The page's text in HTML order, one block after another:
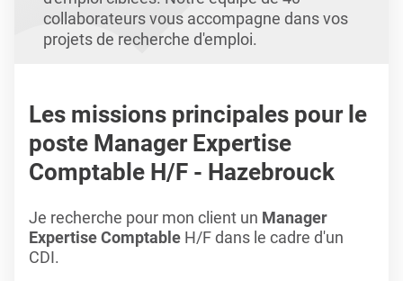
collaborateurs vous accompagne dans vos
projets de recherche d'emploi.
Les missions principales pour le
poste Manager Expertise
Comptable H/F - Hazebrouck
Je recherche pour mon client un Manager
Expertise Comptable H/F dans le cadre d'un
CDI.